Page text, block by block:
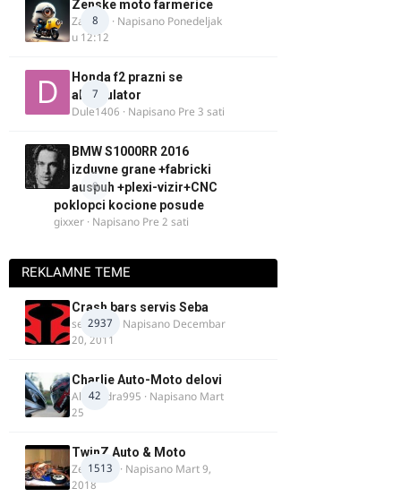
8
Zenske moto farmerice
Zarkela · Napisano Ponedeljak
u 12:12
7
Honda f2 prazni se
akomulator
Dule1406 · Napisano Pre 3 sati
0
BMW S1000RR 2016
izduvne grane +fabricki
auspuh +plexi-vizir+CNC
poklopci kocione posude
gixxer · Napisano Pre 2 sati
REKLAMNE TEME
2937
Crash bars servis Seba
seba011 · Napisano Decembar
20, 2011
42
Charlie Auto-Moto delovi
Alexandra995 · Napisano Mart
25
1513
TwinZ Auto & Moto
Zeljkamp · Napisano Mart 9,
2018